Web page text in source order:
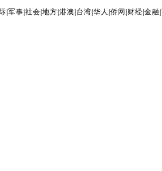
|军事 |社会 |地方 |港澳 台湾 |华人 |侨网 财经 |金融 |